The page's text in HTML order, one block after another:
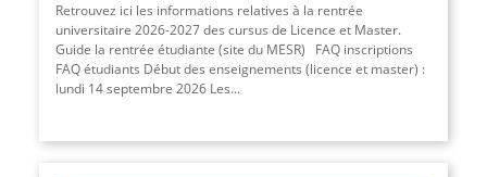
Retrouvez ici les informations relatives à la rentrée
universitaire 2026-2027 des cursus de Licence et Master.
Guide la rentrée étudiante (site du MESR) FAQ inscriptions
FAQ étudiants Début des enseignements (licence et master) :
lundi 14 septembre 2026 Les...